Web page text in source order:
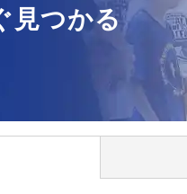
見つかる